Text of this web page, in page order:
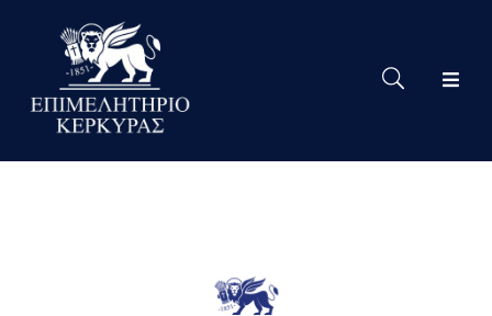
Το
Eπιμελητήριο